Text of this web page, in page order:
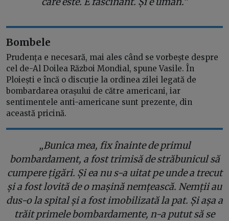
Bombele
Prudența e necesară, mai ales când se vorbește despre
cel de-Al Doilea Război Mondial, spune Vasile. În
Ploiești e încă o discuție la ordinea zilei legată de
bombardarea orașului de către americani, iar
sentimentele anti-americane sunt prezente, din
această pricină.
„Bunica mea, fix înainte de primul
bombardament, a fost trimisă de străbunicul să
cumpere țigări. Și ea nu s-a uitat pe unde a trecut
și a fost lovită de o mașină nemțească. Nemții au
dus-o la spital și a fost imobilizată la pat. Și așa a
trăit primele bombardamente, n-a putut să se